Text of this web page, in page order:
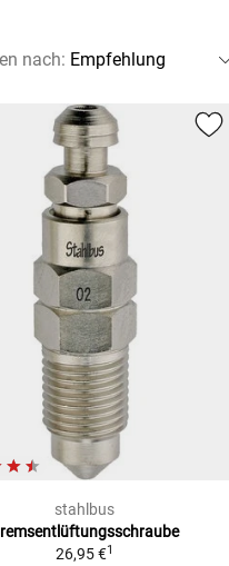
nach:
stahlbus
26,95 €1